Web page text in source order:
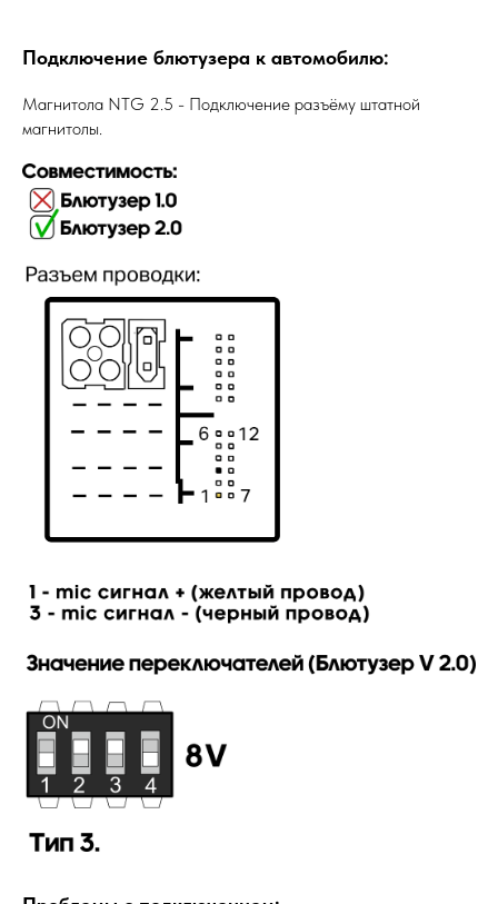
Подключение блютузера к автомобилю:
Магнитола NTG 2.5 - Подключение разъёму штатной
магнитолы.